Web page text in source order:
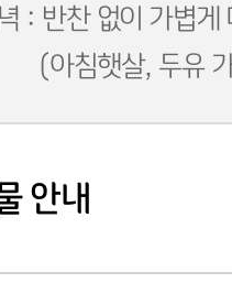
: 반찬 없이 가볍게
침햇살, 두유
안내